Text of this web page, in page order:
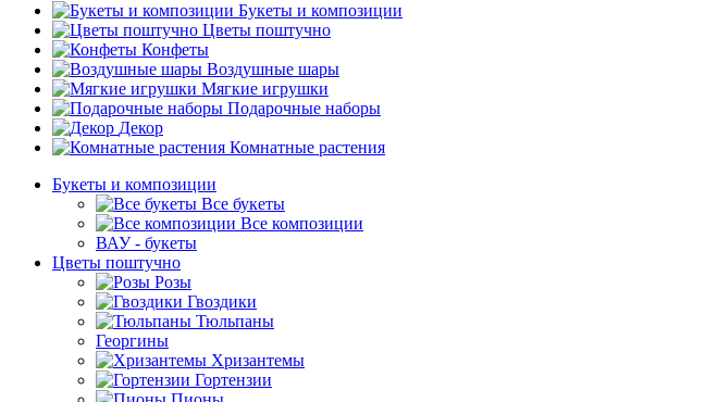
Букеты и композиции
Цветы поштучно
Конфеты
Воздушные шары
Мягкие игрушки
Подарочные наборы
Декор
Комнатные растения
Букеты и композиции
Все букеты
Все композиции
ВАУ - букеты
Цветы поштучно
Розы
Гвоздики
Тюльпаны
Георгины
Хризантемы
Гортензии